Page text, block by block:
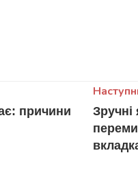
причини